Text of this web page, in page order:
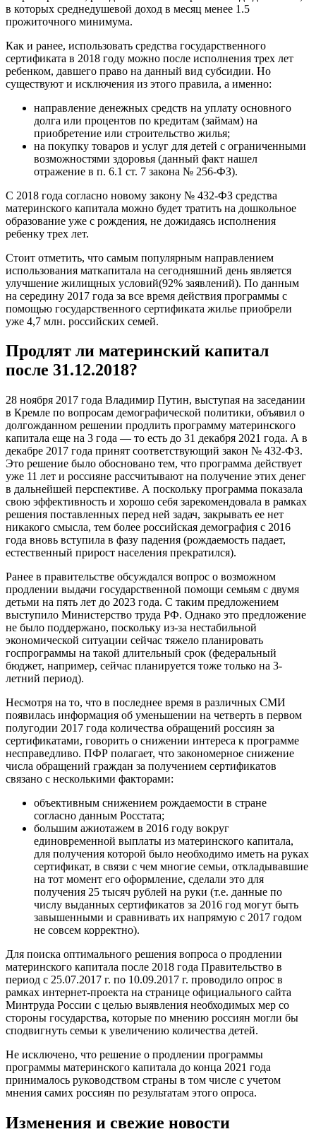
в которых среднедушевой доход в месяц менее 1.5
прожиточного минимума.
Как и ранее, использовать средства государственного
сертификата в 2018 году можно после исполнения трех лет
ребенком, давшего право на данный вид субсидии. Но
существуют и исключения из этого правила, а именно:
направление денежных средств на уплату основного
долга или процентов по кредитам (займам) на
приобретение или строительство жилья;
на покупку товаров и услуг для детей с ограниченными
возможностями здоровья (данный факт нашел
отражение в п. 6.1 ст. 7 закона № 256-ФЗ).
С 2018 года согласно новому закону № 432-ФЗ средства
материнского капитала можно будет тратить на дошкольное
образование уже с рождения, не дожидаясь исполнения
ребенку трех лет.
Стоит отметить, что самым популярным направлением
использования маткапитала на сегодняшний день является
улучшение жилищных условий(92% заявлений). По данным
на середину 2017 года за все время действия программы с
помощью государственного сертификата жилье приобрели
уже 4,7 млн. российских семей.
Продлят ли материнский капитал
после 31.12.2018?
28 ноября 2017 года Владимир Путин, выступая на заседании
в Кремле по вопросам демографической политики, объявил о
долгожданном решении продлить программу материнского
капитала еще на 3 года — то есть до 31 декабря 2021 года. А в
декабре 2017 года принят соответствующий закон № 432-ФЗ.
Это решение было обосновано тем, что программа действует
уже 11 лет и россияне рассчитывают на получение этих денег
в дальнейшей перспективе. А поскольку программа показала
свою эффективность и хорошо себя зарекомендовала в рамках
решения поставленных перед ней задач, закрывать ее нет
никакого смысла, тем более российская демография с 2016
года вновь вступила в фазу падения (рождаемость падает,
естественный прирост населения прекратился).
Ранее в правительстве обсуждался вопрос о возможном
продлении выдачи государственной помощи семьям с двумя
детьми на пять лет до 2023 года. С таким предложением
выступило Министерство труда РФ. Однако это предложение
не было поддержано, поскольку из-за нестабильной
экономической ситуации сейчас тяжело планировать
госпрограммы на такой длительный срок (федеральный
бюджет, например, сейчас планируется тоже только на 3-
летний период).
Несмотря на то, что в последнее время в различных СМИ
появилась информация об уменьшении на четверть в первом
полугодии 2017 года количества обращений россиян за
сертификатами, говорить о снижении интереса к программе
несправедливо. ПФР полагает, что закономерное снижение
числа обращений граждан за получением сертификатов
связано с несколькими факторами:
объективным снижением рождаемости в стране
согласно данным Росстата;
большим ажиотажем в 2016 году вокруг
единовременной выплаты из материнского капитала,
для получения которой было необходимо иметь на руках
сертификат, в связи с чем многие семьи, откладывавшие
на тот момент его оформление, сделали это для
получения 25 тысяч рублей на руки (т.е. данные по
числу выданных сертификатов за 2016 год могут быть
завышенными и сравнивать их напрямую с 2017 годом
не совсем корректно).
Для поиска оптимального решения вопроса о продлении
материнского капитала после 2018 года Правительство в
период с 25.07.2017 г. по 10.09.2017 г. проводило опрос в
рамках интернет-проекта на странице официального сайта
Минтруда России с целью выявления необходимых мер со
стороны государства, которые по мнению россиян могли бы
сподвигнуть семьи к увеличению количества детей.
Не исключено, что решение о продлении программы
программы материнского капитала до конца 2021 года
принималось руководством страны в том числе с учетом
мнения самих россиян по результатам этого опроса.
Изменения и свежие новости